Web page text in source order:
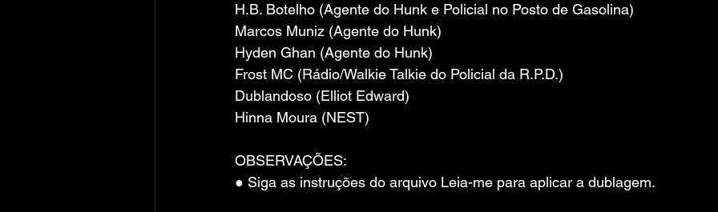
H.B. Botelho (Agente do Hunk e Policial no Posto de Gasolina)
Marcos Muniz (Agente do Hunk)
Hyden Ghan (Agente do Hunk)
Frost MC (Rádio/Walkie Talkie do Policial da R.P.D.)
Dublandoso (Elliot Edward)
Hinna Moura (NEST)
OBSERVAÇÕES:
● Siga as instruções do arquivo Leia-me para aplicar a dublagem.